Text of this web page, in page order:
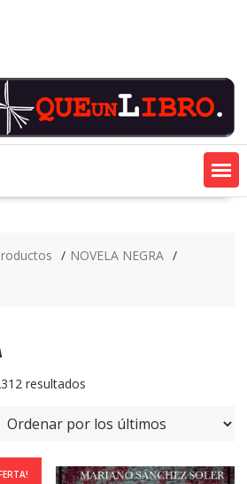
NOVELA NEGRA
resultadosOrdenado
los